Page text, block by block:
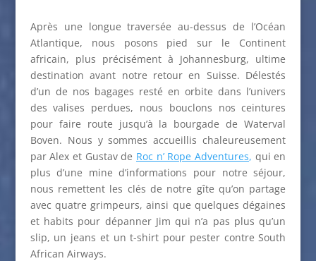
Après une longue traversée au-dessus de l’Océan
Atlantique, nous posons pied sur le Continent
africain, plus précisément à Johannesburg, ultime
destination avant notre retour en Suisse. Délestés
d’un de nos bagages resté en orbite dans l’univers
des valises perdues, nous bouclons nos ceintures
pour faire route jusqu’à la bourgade de Waterval
Boven. Nous y sommes accueillis chaleureusement
par Alex et Gustav de Roc n’ Rope Adventures, qui en
plus d’une mine d’informations pour notre séjour,
nous remettent les clés de notre gîte qu’on partage
avec quatre grimpeurs, ainsi que quelques dégaines
et habits pour dépanner Jim qui n’a pas plus qu’un
slip, un jeans et un t-shirt pour pester contre South
African Airways.